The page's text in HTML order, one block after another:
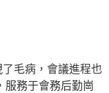
毛病，會議進程也
服務于會務后勤崗